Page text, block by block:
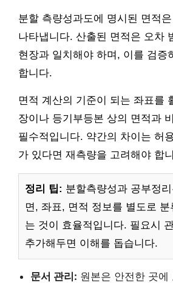
분할 측량성과도에 명시된 면적
나타냅니다. 산출된 면적은 오차
현장과 일치해야 하며, 이를 검증
합니다.
면적 계산의 기준이 되는 좌표를
장이나 등기부등본 상의 면적과
필수적입니다. 약간의 차이는 허
가 있다면 재측량을 고려해야 합
정리 팁: 분할측량성과 공부정
면, 좌표, 면적 정보를 별도로
는 것이 효율적입니다. 필요시
추가해두면 이해를 돕습니다.
문서 관리: 원본은 안전한 곳에